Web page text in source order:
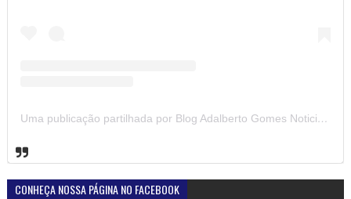
Uma publicação partilhada por Blog Adalberto Gomes Noticias (@blogadalbertogomesnoticiass)
CONHEÇA NOSSA PÁGINA NO FACEBOOK